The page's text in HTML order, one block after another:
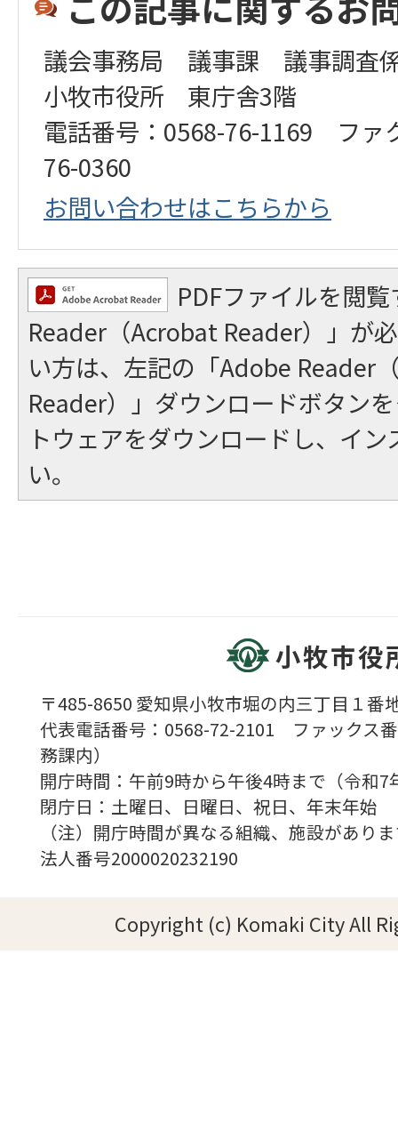
議会事務局 議事課 議事調査
小牧市役所 東庁舎3階
電話番号：0568-76-1169 ファ
76-0360
お問い合わせはこちらから
PDFファイルを閲
Reader（Acrobat Reader）」が
い方は、左記の「Adobe Reader
Reader）」ダウンロードボタン
トウェアをダウンロードし、イ
い。
小牧市役
〒485-8650 愛知県小牧市堀の内三丁目１番
代表電話番号：0568-72-2101 ファックス
務課内）
開庁時間：午前9時から午後4時まで（令
閉庁日：土曜日、日曜日、祝日、年末年始
（注）開庁時間が異なる組織、施設があり
法人番号2000020232190
Copyright (c) Komaki City All